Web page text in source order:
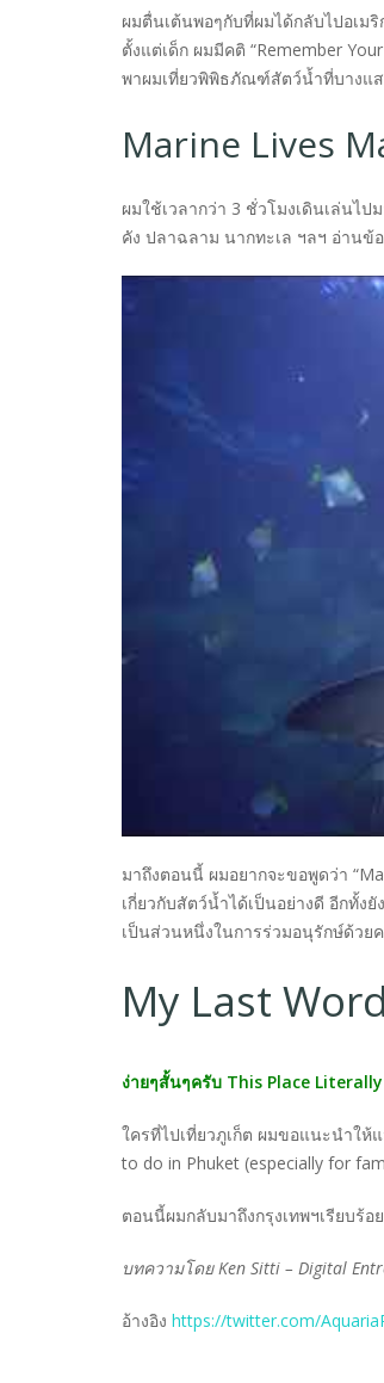
ผมตื่นเต้นพอๆกับที่ผมได้กลับไปอเม
ตั้งแต่เด็ก ผมมีคติ “Remember
พาผมเที่ยวพิพิธภัณฑ์สัตว์น้ำที่บางแ
Marine Lives
ผมใช้เวลากว่า 3 ชั่วโมงเดินเล่นไ
คัง ปลาฉลาม นากทะเล ฯลฯ​ อ่านข้
มาถึงตอนนี้ ผมอยากจะขอพูดว่า
เกี่ยวกับสัตว์น้ำได้เป็นอย่างดี อีกทั้
เป็นส่วนหนึ่งในการร่วมอนุรักษ์ด้วย
My Last
ง่ายๆสั้นๆครับ This Place
ใครที่ไปเที่ยวภูเก็ต ผมขอแนะนำใ
to do in Phuket (especially for
ตอนนี้ผมกลับมาถึงกรุงเทพฯเรียบร้
บทความโดย Ken Sitti – Digital
อ้างอิง https://twitter.com/